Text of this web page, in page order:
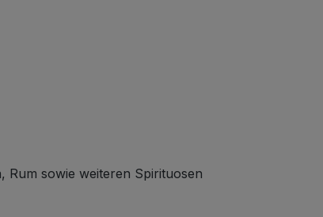
Rum sowie weiteren Spirituosen